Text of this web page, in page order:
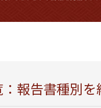
報告書種別